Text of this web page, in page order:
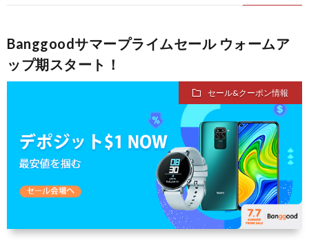
Banggoodサマープライムセール ウォームア
ップ期スタート！
セール&クーポン情報